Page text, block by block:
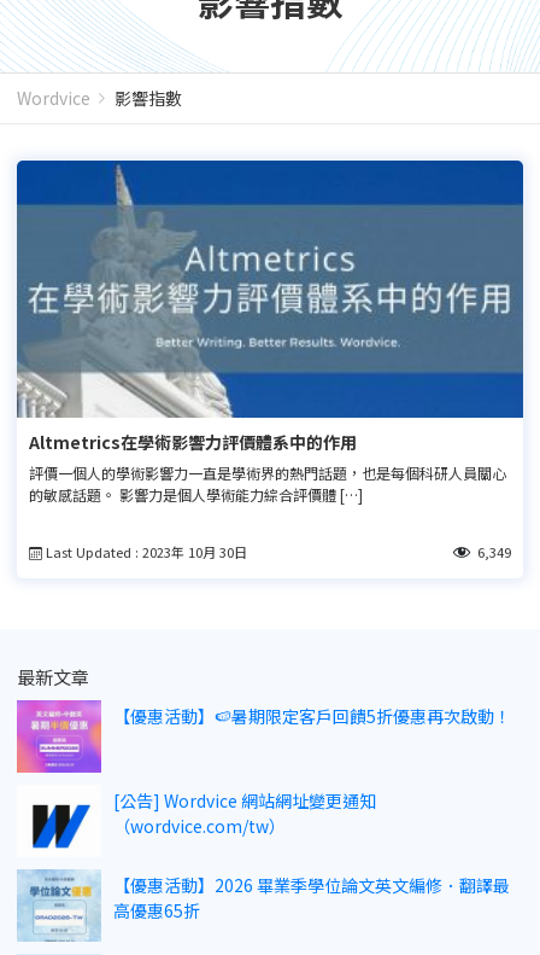
Wordvice 影響指數
Altmetrics在學術影響力評價體系中的作用
評價一個人的學術影響力一直是學術界的熱門話題，也是每個科研人員關心
的敏感話題。 影響力是個人學術能力綜合評價體 […]
Last Updated : 2023年 10月 30日 6,349
最新文章
【優惠活動】🍉暑期限定客戶回饋5折優惠再次啟動！
[公告] Wordvice 網站網址變更通知
（wordvice.com/tw）
【優惠活動】2026 畢業季學位論文英文編修．翻譯最
高優惠65折